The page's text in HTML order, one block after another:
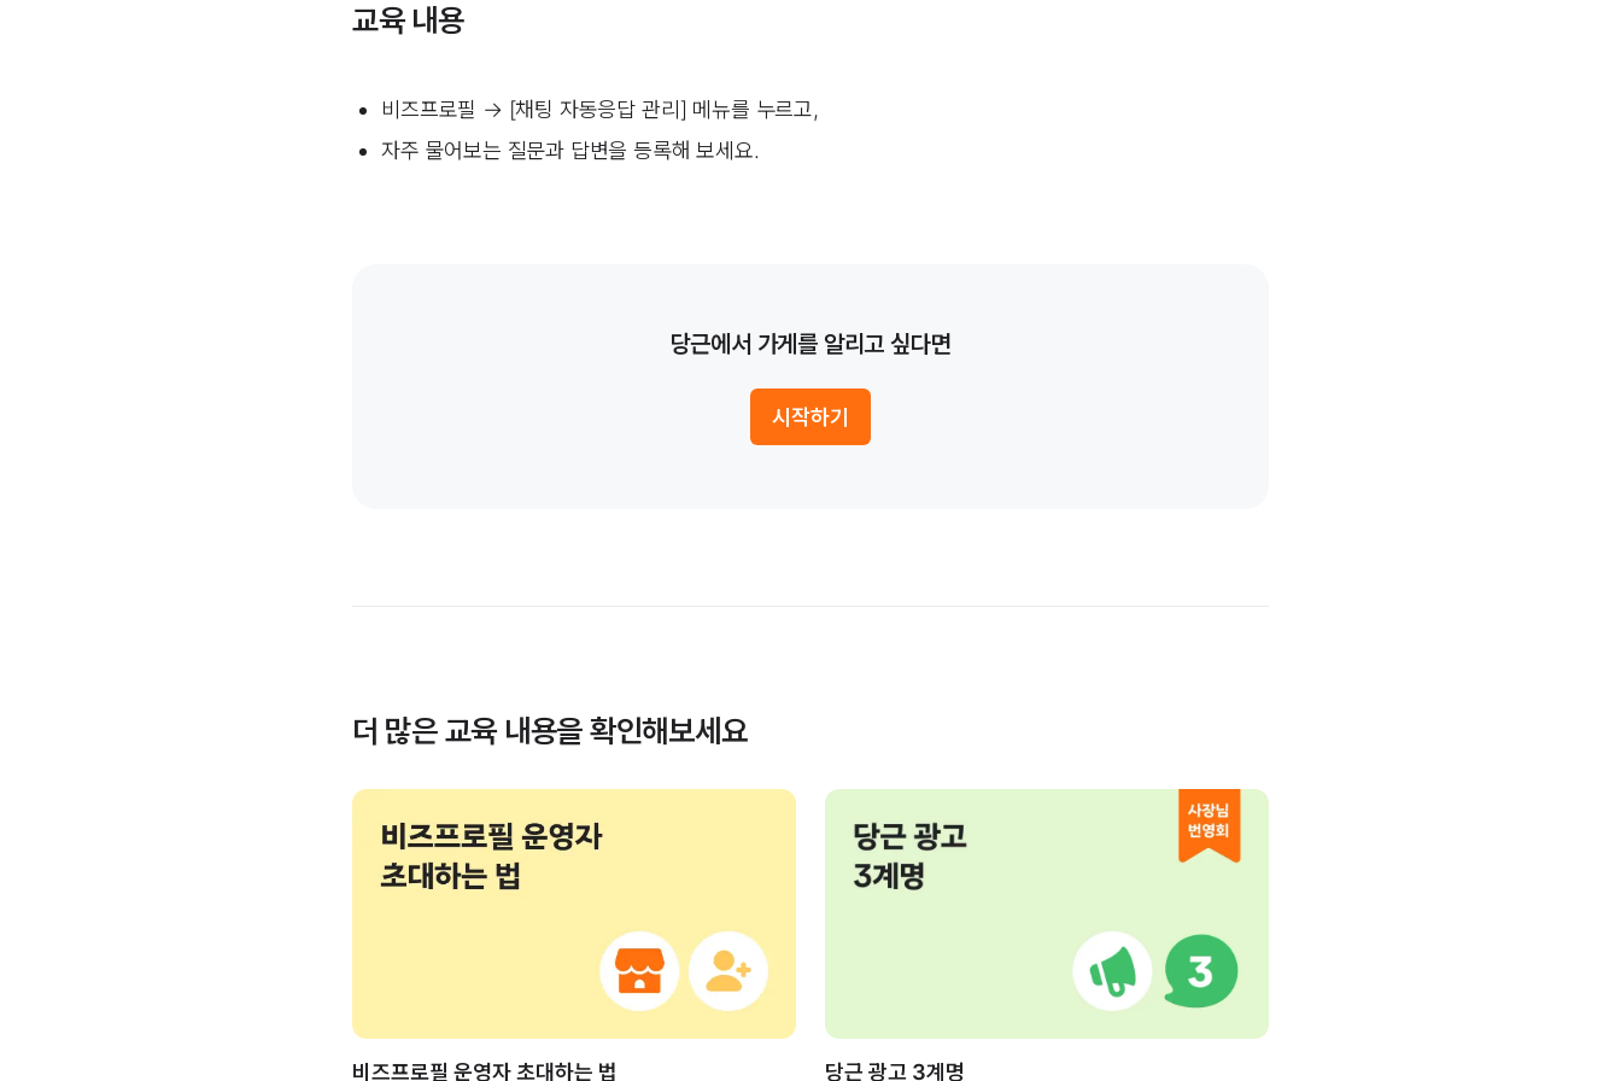
교육 내용
비즈프로필 → [채팅 자동응답 관리] 메뉴를 누르고,
자주 물어보는 질문과 답변을 등록해 보세요.
당근에서 가게를 알리고 싶다면
시작하기
더 많은 교육 내용을 확인해보세요
비즈프로필 운영자 초대하는 법 당근 광고 3계명